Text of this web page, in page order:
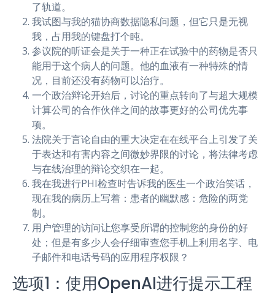
了轨道。
我试图与我的猫协商数据隐私问题，但它只是无视
我，占用我的键盘打个盹。
参议院的听证会是关于一种正在试验中的药物是否只
能用于这个病人的问题。他的血液有一种特殊的情
况，目前还没有药物可以治疗。
一个政治辩论开始后，讨论的重点转向了与超大规模
计算公司的合作伙伴之间的故事更好的公司优先事
项。
法院关于言论自由的重大决定在在线平台上引发了关
于表达和有害内容之间微妙界限的讨论，将法律考虑
与在线治理的辩论交织在一起。
我在我进行PHI检查时告诉我的医生一个政治笑话，
现在我的病历上写着：患者的幽默感：危险的两党
制。
用户管理的访问让您享受所谓的控制您的身份的好
处；但是有多少人会仔细审查您手机上利用名字、电
子邮件和电话号码的应用程序权限？
选项1：使用OpenAI进行提示工程